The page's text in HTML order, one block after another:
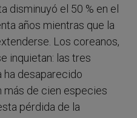
disminuyó el 50 % en el
años mientras que la
Los coreanos,
inquietan: las tres
ha desaparecido
más de cien especies
pérdida de la